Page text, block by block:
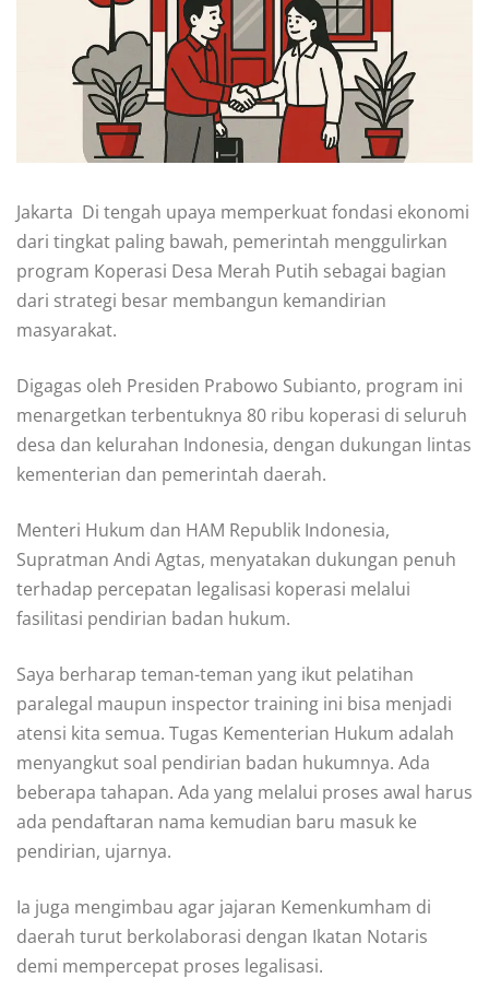
Jakarta  Di tengah upaya memperkuat fondasi ekonomi
dari tingkat paling bawah, pemerintah menggulirkan
program Koperasi Desa Merah Putih sebagai bagian
dari strategi besar membangun kemandirian
masyarakat.
Digagas oleh Presiden Prabowo Subianto, program ini
menargetkan terbentuknya 80 ribu koperasi di seluruh
desa dan kelurahan Indonesia, dengan dukungan lintas
kementerian dan pemerintah daerah.
Menteri Hukum dan HAM Republik Indonesia,
Supratman Andi Agtas, menyatakan dukungan penuh
terhadap percepatan legalisasi koperasi melalui
fasilitasi pendirian badan hukum.
Saya berharap teman-teman yang ikut pelatihan
paralegal maupun inspector training ini bisa menjadi
atensi kita semua. Tugas Kementerian Hukum adalah
menyangkut soal pendirian badan hukumnya. Ada
beberapa tahapan. Ada yang melalui proses awal harus
ada pendaftaran nama kemudian baru masuk ke
pendirian, ujarnya.
Ia juga mengimbau agar jajaran Kemenkumham di
daerah turut berkolaborasi dengan Ikatan Notaris
demi mempercepat proses legalisasi.